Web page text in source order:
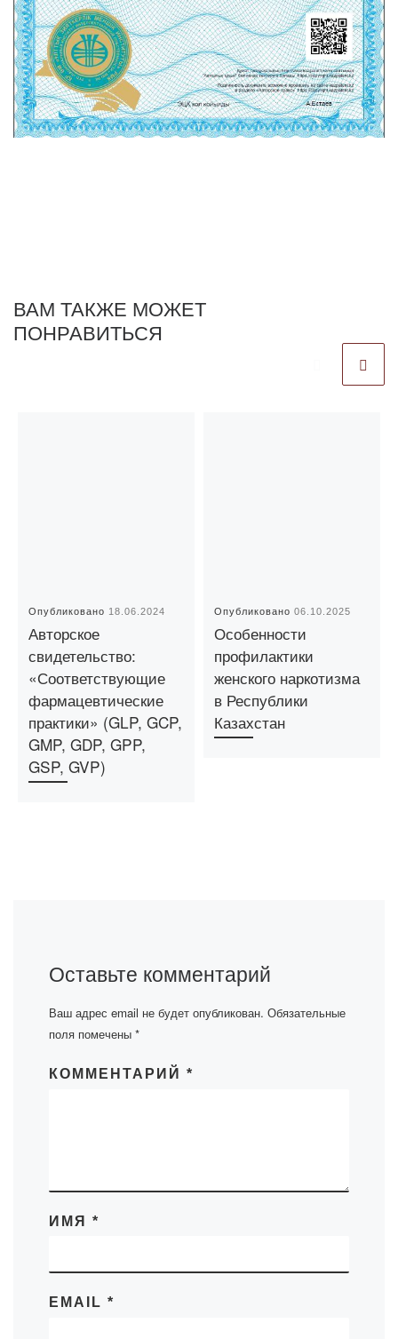
ВАМ ТАКЖЕ МОЖЕТ
ПОНРАВИТЬСЯ
Опубликовано 18.06.2024
Авторское
свидетельство:
«Соответствующие
фармацевтические
практики» (GLP, GCP,
GMP, GDP, GPP,
GSP, GVP)
Опубликовано06.10.2025
Особенности
профилактики
женского наркотизма
в Республики
Казахстан
Оставьте комментарий
Ваш адрес email не будет опубликован. Обязательные
поля помечены *
КОММЕНТАРИЙ *
ИМЯ *
EMAIL *